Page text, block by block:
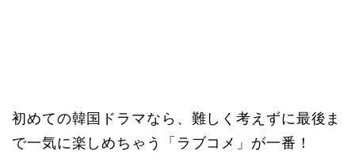
初めての韓国ドラマなら、難しく考えずに最後ま
で一気に楽しめちゃう「ラブコメ」が一番！